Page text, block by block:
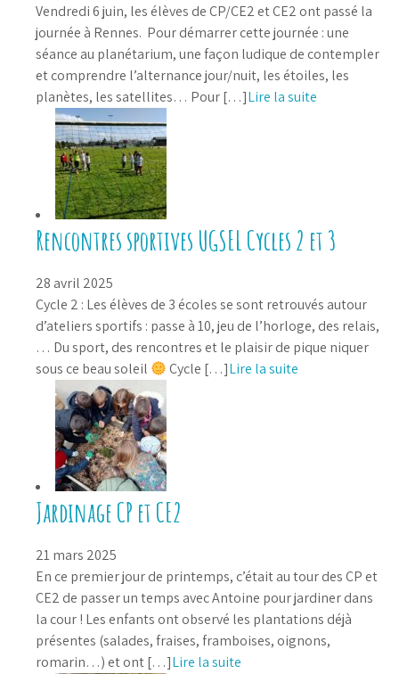
Vendredi 6 juin, les élèves de CP/CE2 et CE2 ont passé la
journée à Rennes. Pour démarrer cette journée : une
séance au planétarium, une façon ludique de contempler
et comprendre l’alternance jour/nuit, les étoiles, les
planètes, les satellites… Pour […]Lire la suite
Rencontres sportives UGSEL Cycles 2 et 3
28 avril 2025
Cycle 2 : Les élèves de 3 écoles se sont retrouvés autour
d’ateliers sportifs : passe à 10, jeu de l’horloge, des relais,
… Du sport, des rencontres et le plaisir de pique niquer
sous ce beau soleil
Cycle […]Lire la suite
Jardinage CP et CE2
21 mars 2025
En ce premier jour de printemps, c’était au tour des CP et
CE2 de passer un temps avec Antoine pour jardiner dans
la cour ! Les enfants ont observé les plantations déjà
présentes (salades, fraises, framboises, oignons,
romarin…) et ont […]Lire la suite